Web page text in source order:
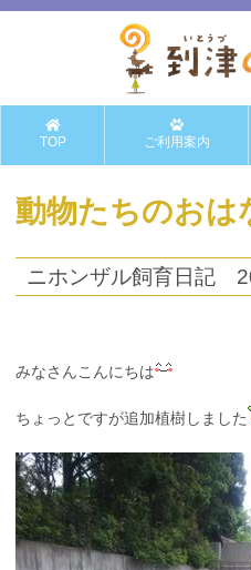
TOP ご利用案内
動物たちのお
ニホンザル飼育日記
みなさんこんにちは
ちょっとですが追加植樹しました